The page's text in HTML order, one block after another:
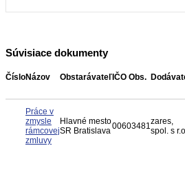
Súvisiace dokumenty
ČísloNázov Obstarávateľ IČO Obs.
Práce v
zmysle
rámcovej
zmluvy
Hlavné mesto
SR Bratislava00603481zares,
spol. s